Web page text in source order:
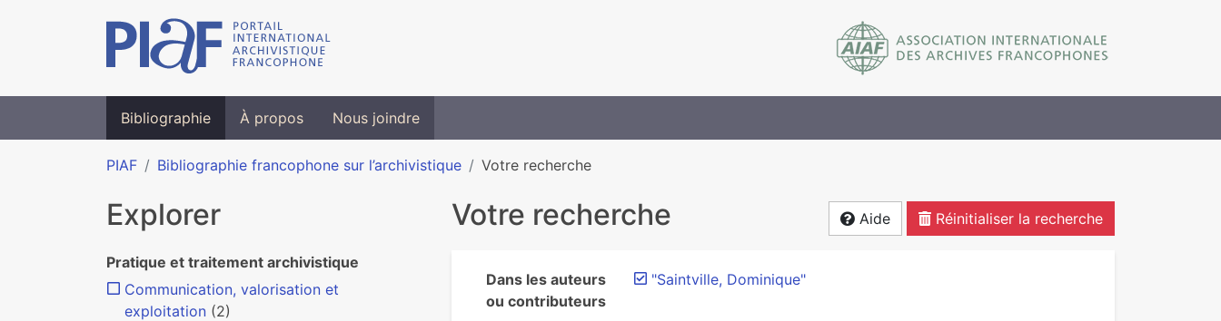
Bibliographie À propos Nous joindre
PIAF Bibliographie francophone sur l’archivistique Votre recherche
Votre recherche Aide Réinitialiser la recherche
Dans les auteurs
ou contributeurs
"Saintville, Dominique"
Explorer
Pratique et traitement archivistique
Communication, valorisation et
exploitation (2)